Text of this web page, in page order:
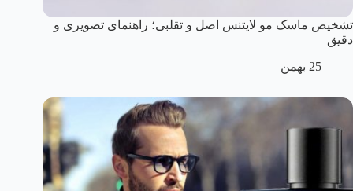
تشخیص ماسک مو لایتنس اصل و تقلبی؛ راهنمای تصویری و
دقیق
25 بهمن